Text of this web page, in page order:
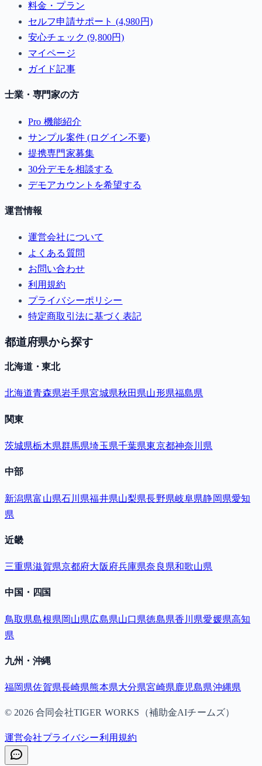
料金・プラン
セルフ申請サポート (4,980円)
安心チェック (9,800円)
マイページ
ガイド記事
士業・専門家の方
Pro 機能紹介
サンプル案件 (ログイン不要)
提携専門家募集
30分デモを相談する
デモアカウントを希望する
運営情報
運営会社について
よくある質問
お問い合わせ
利用規約
プライバシーポリシー
特定商取引法に基づく表記
都道府県から探す
北海道・東北
北海道青森県岩手県宮城県秋田県山形県福島県
関東
茨城県栃木県群馬県埼玉県千葉県東京都神奈川県
中部
新潟県富山県石川県福井県山梨県長野県岐阜県静岡県愛知
県
近畿
三重県滋賀県京都府大阪府兵庫県奈良県和歌山県
中国・四国
鳥取県島根県岡山県広島県山口県徳島県香川県愛媛県高知
県
九州・沖縄
福岡県佐賀県長崎県熊本県大分県宮崎県鹿児島県沖縄県
© 2026合同会社TIGER WORKS（補助金AIチームズ）
運営会社プライバシー利用規約